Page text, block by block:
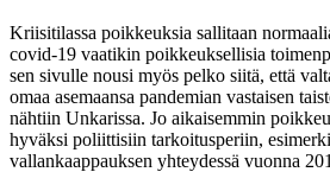
Kriisitilassa poikkeuksia sallitaan
covid-19 vaatikin poikkeuksellisia
sen sivulle nousi myös pelko siitä, että
omaa asemaansa pandemian vastaisen
nähtiin Unkarissa. Jo aikaisemmin
hyväksi poliittisiin tarkoitusperiin,
vallankaappauksen yhteydessä vuonna